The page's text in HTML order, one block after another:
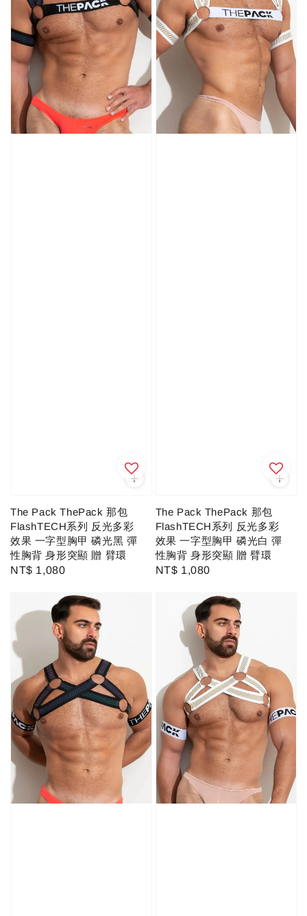
The Pack ThePack 那包
FlashTECH系列 反光多彩
效果 一字型胸甲 磷光黑 彈
性胸背 身形突顯 贈 臂環
Regular
NT$ 1,080
The Pack ThePack 那包
FlashTECH系列 反光多彩
效果 一字型胸甲 磷光白 彈
性胸背 身形突顯 贈 臂環
Regular
NT$ 1,080